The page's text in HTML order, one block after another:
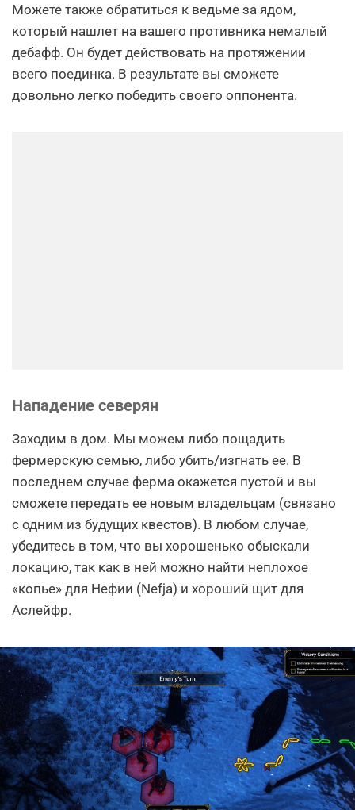
Можете также обратиться к ведьме за ядом,
который нашлет на вашего противника немалый
дебафф. Он будет действовать на протяжении
всего поединка. В результате вы сможете
довольно легко победить своего оппонента.
Нападение северян
Заходим в дом. Мы можем либо пощадить
фермерскую семью, либо убить/изгнать ее. В
последнем случае ферма окажется пустой и вы
сможете передать ее новым владельцам (связано
с одним из будущих квестов). В любом случае,
убедитесь в том, что вы хорошенько обыскали
локацию, так как в ней можно найти неплохое
«копье» для Нефии (Nefja) и хороший щит для
Аслейфр.